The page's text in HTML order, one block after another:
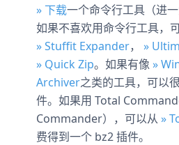
» 下载一个命令行工具（进一
如果不喜欢用命令行工具，
» Stuffit Expander， »
» Quick Zip。如果有像 »
Archiver之类的工具，可以
件。如果用 Total
Commander），可以从 »
费得到一个 bz2 插件。